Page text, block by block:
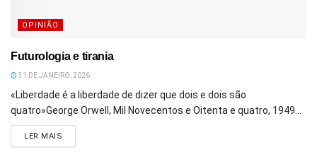
OPINIÃO
Futurologia e tirania
31 DE JANEIRO, 2026
«Liberdade é a liberdade de dizer que dois e dois são
quatro»George Orwell, Mil Novecentos e Oitenta e quatro, 1949...
LER MAIS